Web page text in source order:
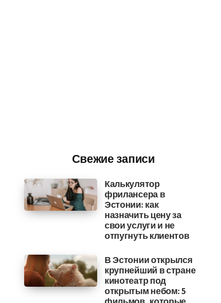
Свежие записи
Калькулятор
фрилансера в
Эстонии: как
назначить цену за
свои услуги и не
отпугнуть клиентов
В Эстонии открылся
крупнейший в стране
кинотеатр под
открытым небом: 5